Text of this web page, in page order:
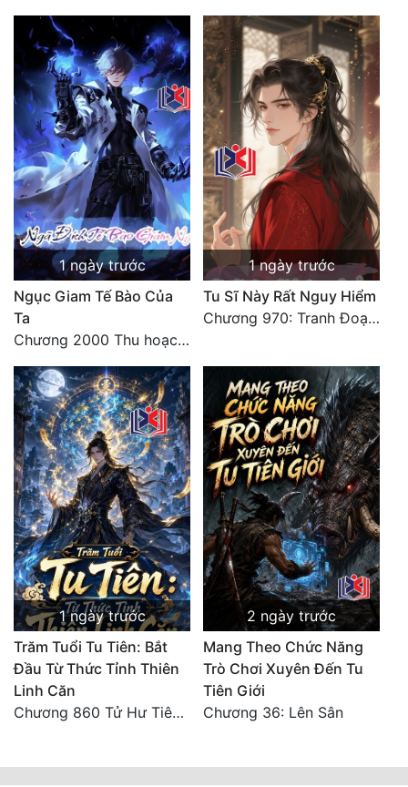
1 ngày trước
Ngục Giam Tế Bào Của
Ta
Chương 2000 Thu hoạch ngoài ý muốn
1 ngày trước
Tu Sĩ Này Rất Nguy Hiểm
Chương 970: Tranh Đoạt Phó Cung Chủ
1 ngày trước
Trăm Tuổi Tu Tiên: Bắt
Đầu Từ Thức Tỉnh Thiên
Linh Căn
Chương 860 Tử Hư Tiên Thành!
2 ngày trước
Mang Theo Chức Năng
Trò Chơi Xuyên Đến Tu
Tiên Giới
Chương 36: Lên Sân